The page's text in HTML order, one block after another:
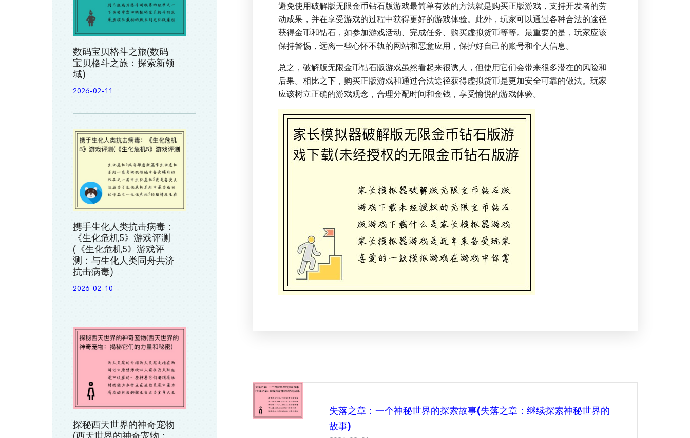
避免使用破解版无限金币钻石版游戏最简单有效的方法就是购买正版游戏，支持开发者的劳
动成果，并在享受游戏的过程中获得更好的游戏体验。此外，玩家可以通过各种合法的途径
获得金币和钻石，如参加游戏活动、完成任务、购买虚拟货币等等。最重要的是，玩家应该
保持警惕，远离一些心怀不轨的网站和恶意应用，保护好自己的账号和个人信息。
总之，破解版无限金币钻石版游戏虽然看起来很诱人，但使用它们会带来很多潜在的风险和
后果。相比之下，购买正版游戏和通过合法途径获得虚拟货币是更加安全可靠的做法。玩家
应该树立正确的游戏观念，合理分配时间和金钱，享受愉悦的游戏体验。
失落之章：一个神秘世界的探索故事(失落之章：继续探索神秘世界的
故事)
数码宝贝格斗之旅(数码
宝贝格斗之旅：探索新领
域)
2026-02-11
携手生化人类抗击病毒：
《生化危机5》游戏评测
(《生化危机5》游戏评
测：与生化人类同舟共济
抗击病毒)
2026-02-10
探秘西天世界的神奇宠物